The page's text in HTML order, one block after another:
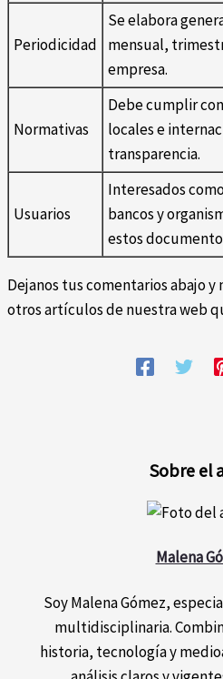
Periodicidad
Se elabora
mensual,
empresa.
Normativas
Debe cumplir
locales e
transparencia.
Usuarios
Interesados
bancos y
estos
Dejanos tus comentarios abajo
otros artículos de nuestra web
Sobre el
Malena
Soy Malena Gómez,
multidisciplinaria.
historia, tecnología y